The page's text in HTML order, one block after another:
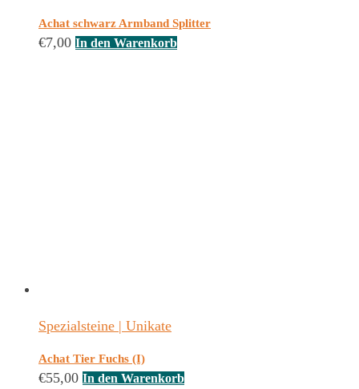
Achat schwarz Armband Splitter
€7,00 In den Warenkorb
Spezialsteine | Unikate
Achat Tier Fuchs (I)
€55,00 In den Warenkorb